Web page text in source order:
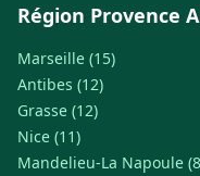
Région Provence
Marseille (15)
Antibes (12)
Grasse (12)
Nice (11)
Mandelieu-La Napoule